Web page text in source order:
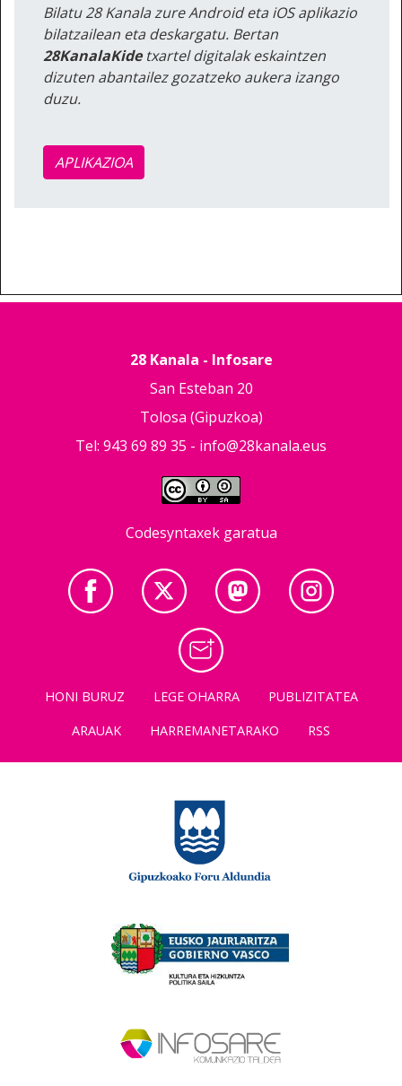
Bilatu 28 Kanala zure Android eta iOS aplikazio
bilatzailean eta deskargatu. Bertan
28KanalaKidetxartel digitalak eskaintzen
dizuten abantailez gozatzeko aukera izango
duzu.
APLIKAZIOA
28 Kanala - Infosare
San Esteban 20
Tolosa (Gipuzkoa)
Tel: 943 69 89 35 - info@28kanala.eus
Codesyntaxek garatua
HONI BURUZ LEGE OHARRA
PUBLIZITATEA
ARAUAK
HARREMANETARAKO RSS